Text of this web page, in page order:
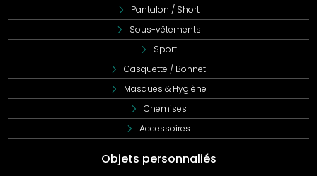
Pantalon / Short
Sous-vêtements
Sport
Casquette / Bonnet
Masques & Hygiène
Chemises
Accessoires
Objets personnaliés